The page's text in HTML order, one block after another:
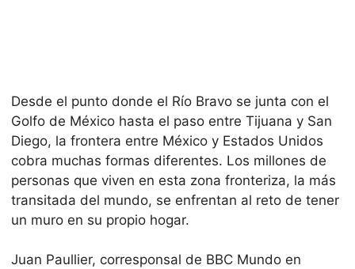
Desde el punto donde el Río Bravo se junta con el
Golfo de México hasta el paso entre Tijuana y San
Diego, la frontera entre México y Estados Unidos
cobra muchas formas diferentes. Los millones de
personas que viven en esta zona fronteriza, la más
transitada del mundo, se enfrentan al reto de tener
un muro en su propio hogar.
Juan Paullier, corresponsal de BBC Mundo en